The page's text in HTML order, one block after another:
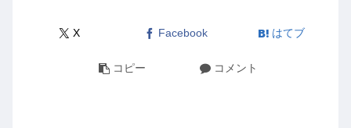
X Facebook はてブ
コピー コメント